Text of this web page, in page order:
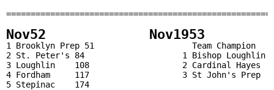
Nov52             Nov1953
1 Brooklyn Prep 51                    Team Champion
2 St. Peter's 84                    1 Bishop Loughlin
3 Loughlin    108                   2 Cardinal Hayes
4 Fordham     117                   3 St John's Prep
5 Stepinac    174